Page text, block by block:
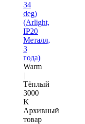
34
deg)
(Arlight,
IP20
Металл,
3
года)
Warm
|
Тёплый
3000
K
Архивный
товар